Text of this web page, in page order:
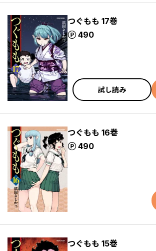
つぐもも 17巻
490
ポイント
試し読み
つぐもも 16巻
490
ポイント
つぐもも 15巻